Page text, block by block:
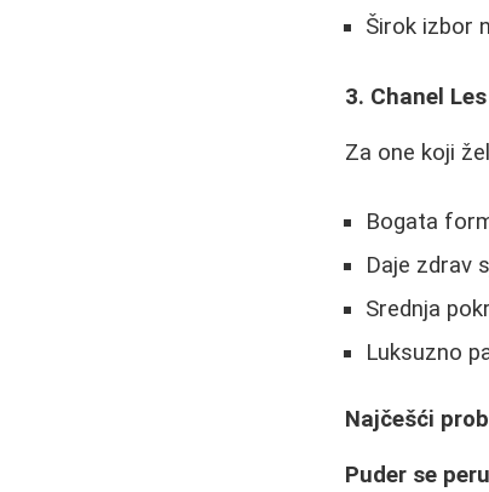
Širok izbor
3. Chanel
Za one koji
Bogata
Daje zdrav
Srednja
Luksuzno
Najčešći
Puder se